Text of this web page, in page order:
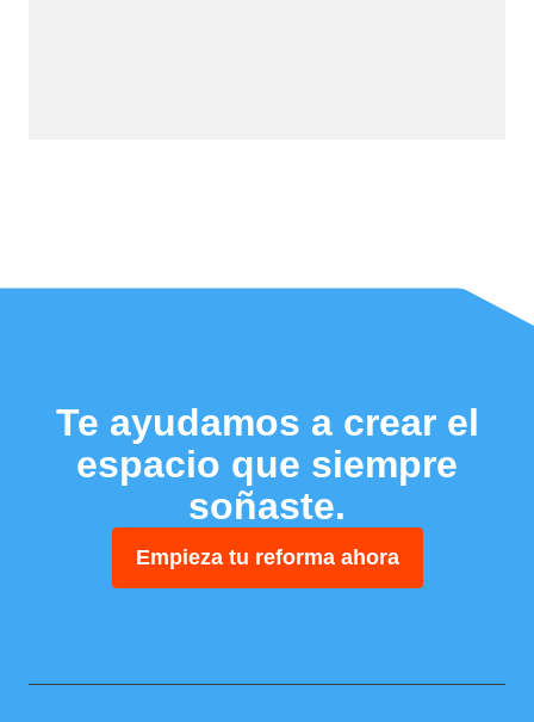
Te ayudamos a crear el
espacio que siempre
soñaste.
Empieza tu reforma ahora